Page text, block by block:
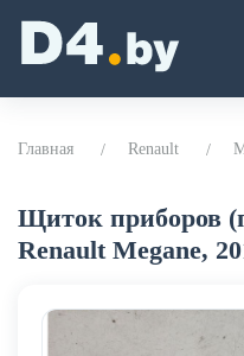
Главная Renault
Щиток приборов
Renault Megane,